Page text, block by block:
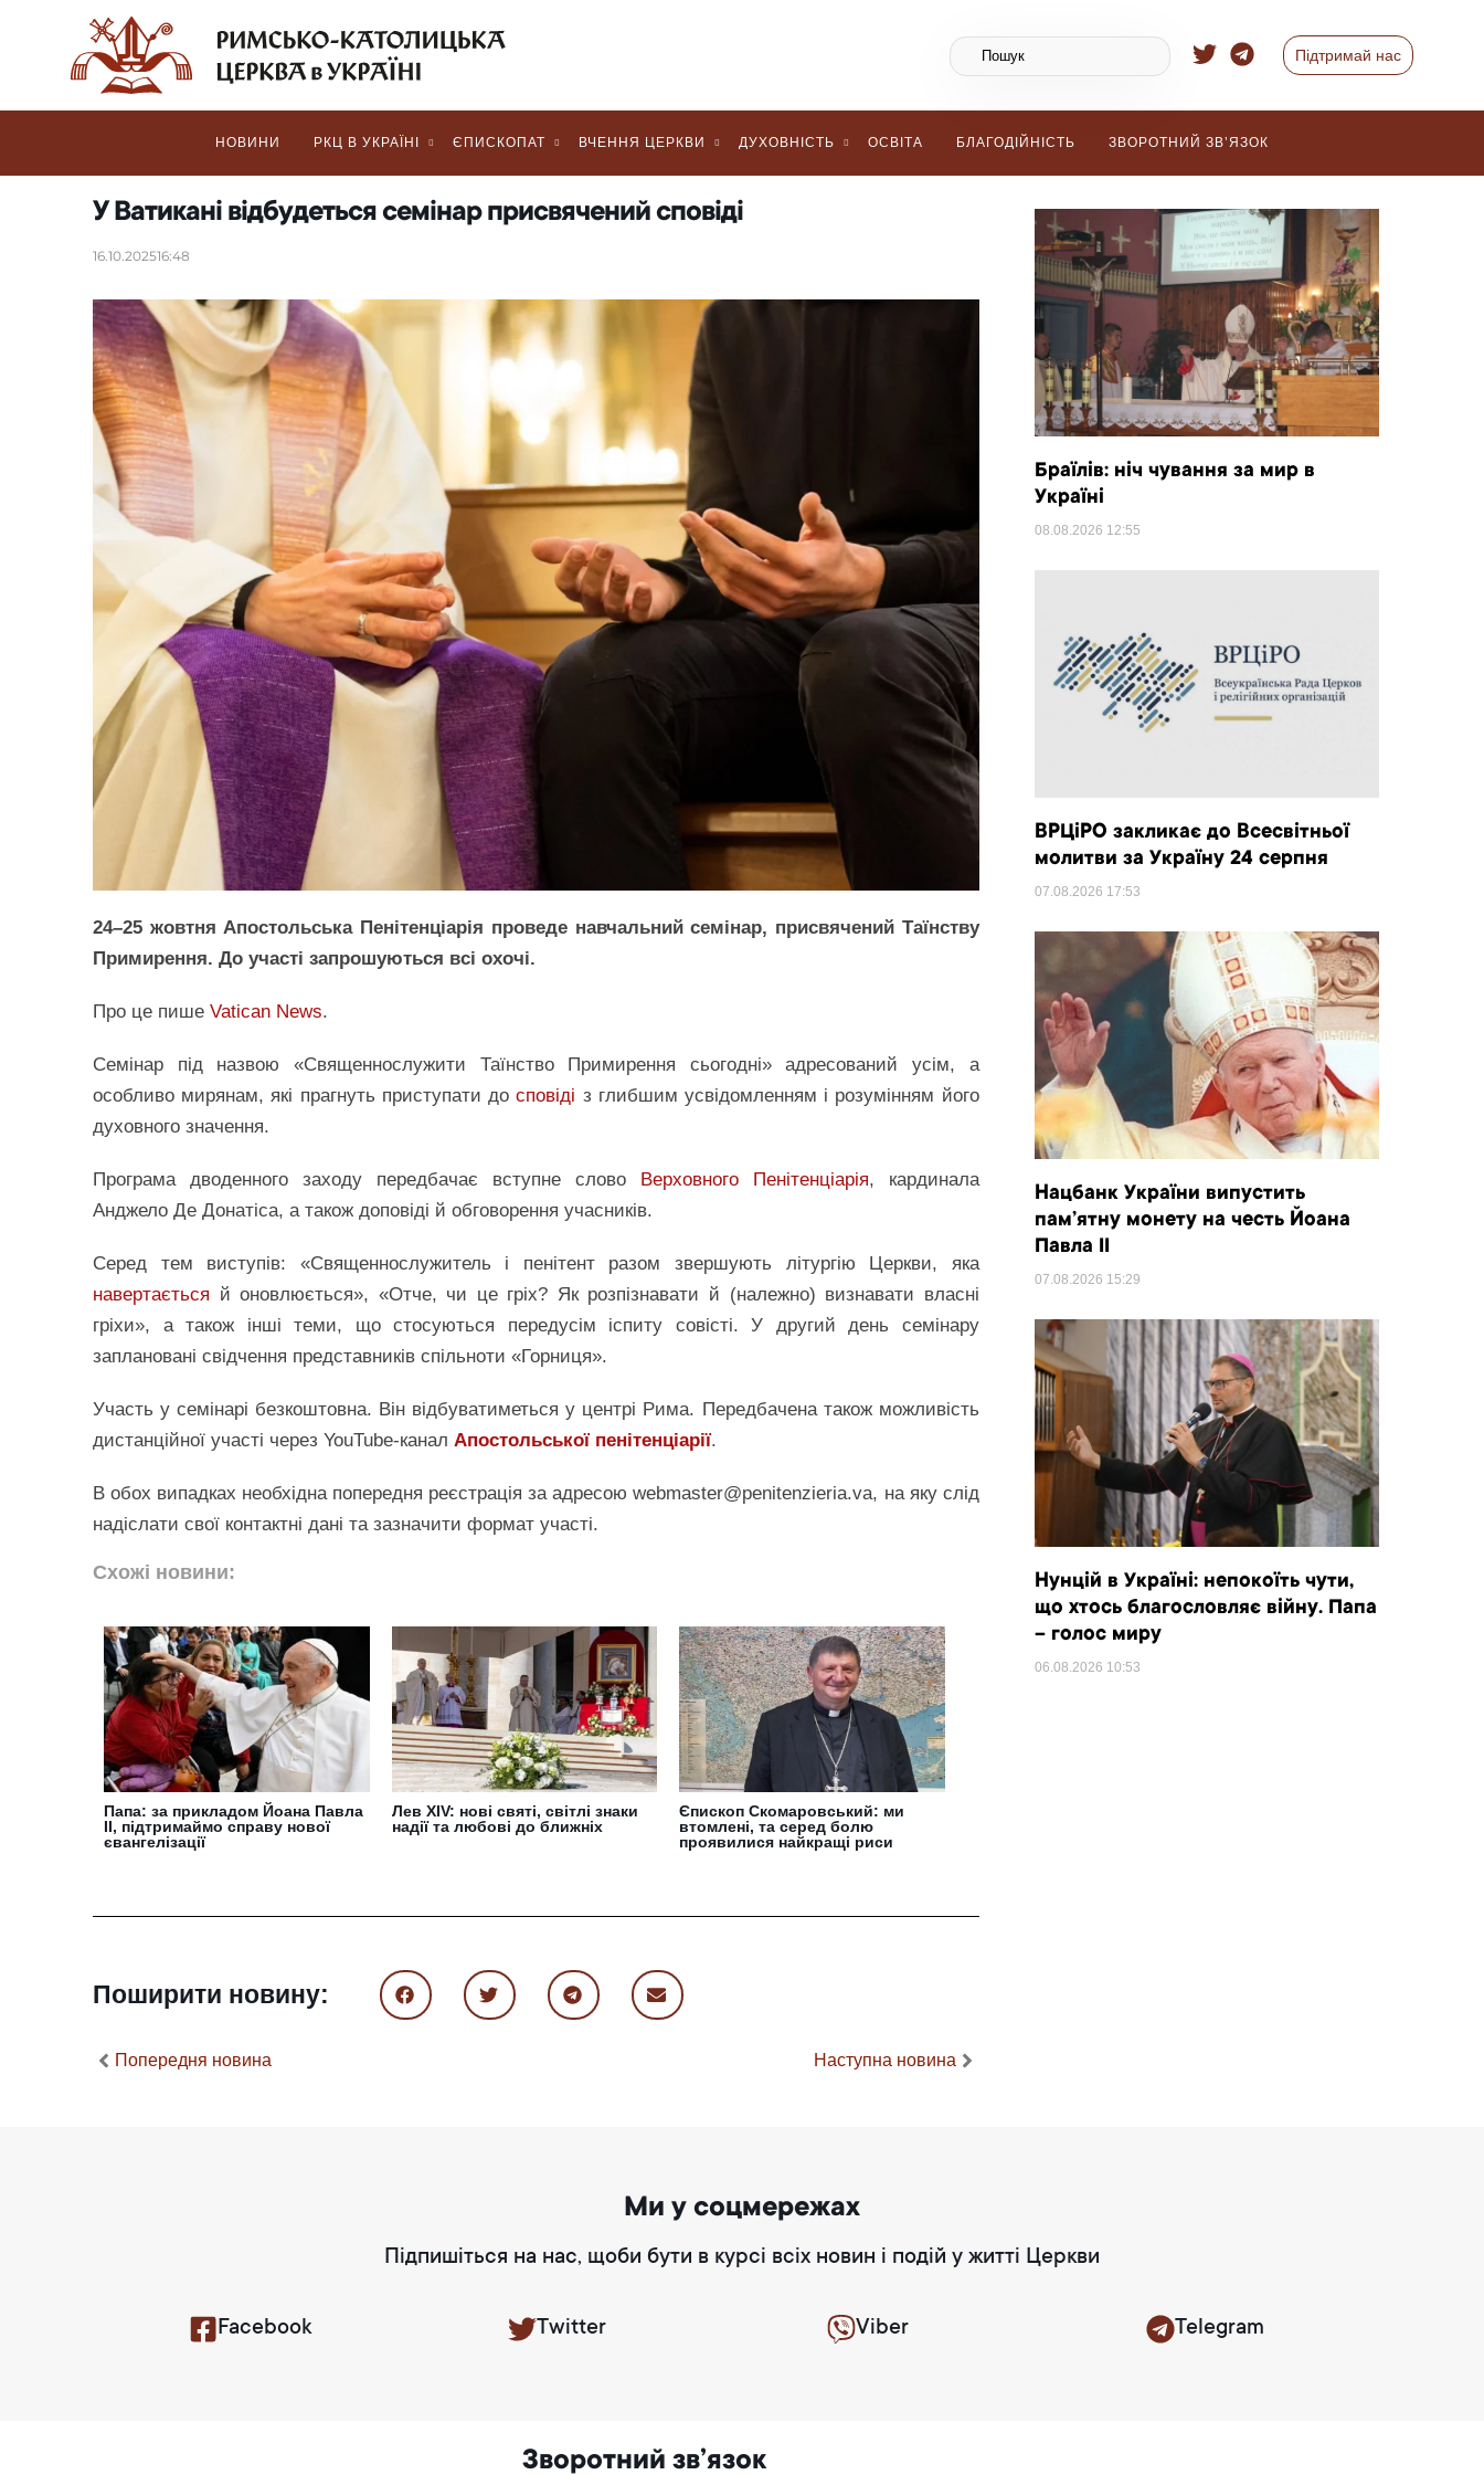
Підтримай нас
НОВИНИ РКЦ В УКРАЇНІ ЄПИСКОПАТ ВЧЕННЯ ЦЕРКВИ ДУХОВНІСТЬ ОСВІТА БЛАГОДІЙНІСТЬ ЗВОРОТНИЙ ЗВ’ЯЗОК
У Ватикані відбудеться семінар присвячений сповіді
16.10.202516:48
24–25 жовтня Апостольська Пенітенціарія проведе навчальний семінар, присвячений Таїнству
Примирення. До участі запрошуються всі охочі.
Про це пише Vatican News.
Семінар під назвою «Священнослужити Таїнство Примирення сьогодні» адресований усім, а
особливо мирянам, які прагнуть приступати досповіді з глибшим усвідомленням і розумінням його
духовного значення.
Програма дводенного заходу передбачає вступне слово Верховного Пенітенціарія, кардинала
Анджело Де Донатіса, а також доповіді й обговорення учасників.
Серед тем виступів: «Священнослужитель і пенітент разом звершують літургію Церкви, яка
навертається й оновлюється», «Отче, чи це гріх? Як розпізнавати й (належно) визнавати власні
гріхи», а також інші теми, що стосуються передусім іспиту совісті. У другий день семінару
заплановані свідчення представників спільноти «Горниця».
Участь у семінарі безкоштовна. Він відбуватиметься у центрі Рима. Передбачена також можливість
дистанційної участі через YouTube-канал Апостольської пенітенціарії.
В обох випадках необхідна попередня реєстрація за адресою webmaster@penitenzieria.va, на яку слід
надіслати свої контактні дані та зазначити формат участі.
Схожі новини:
Папа: за прикладом Йоана Павла
ІІ, підтримаймо справу нової
євангелізації
Лев XIV: нові святі, світлі знаки
надії та любові до ближніх
Єпископ Скомаровський: ми
втомлені, та серед болю
проявилися найкращі риси
Поширити новину:
Попередня новина Наступна новина
Браїлів: ніч чування за мир в
Україні
08.08.2026 12:55
ВРЦіРО закликає до Всесвітньої
молитви за Україну 24 серпня
07.08.2026 17:53
Нацбанк України випустить
пам’ятну монету на честь Йоана
Павла II
07.08.2026 15:29
Нунцій в Україні: непокоїть чути,
що хтось благословляє війну. Папа
– голос миру
06.08.2026 10:53
Ми у соцмережах
Підпишіться на нас, щоби бути в курсі всіх новин і подій у житті Церкви
Facebook Twitter Viber Telegram
Зворотний зв’язок